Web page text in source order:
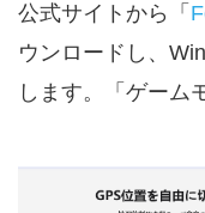
公式サイトから「
ウンロードし、
します。「ゲーム